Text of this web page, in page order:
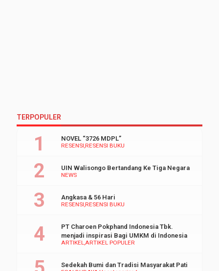
TERPOPULER
RESENSI RESENSI BUKU
NOVEL “3726 MDPL”
NEWS
UIN Walisongo Bertandang Ke Tiga Negara
RESENSI RESENSI BUKU
Angkasa & 56 Hari
ARTIKELARTIKEL POPULER
PT Charoen Pokphand Indonesia Tbk.
menjadi inspirasi Bagi UMKM di Indonesia
Sedekah Bumi dan Tradisi Masyarakat Pati